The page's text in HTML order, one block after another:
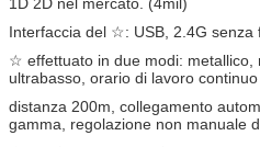
Interfaccia del ☆: USB, 2.4G senza
☆ effettuato in due modi: metallico,
ultrabasso, orario di lavoro continuo
distanza 200m, collegamento
gamma, regolazione non manuale